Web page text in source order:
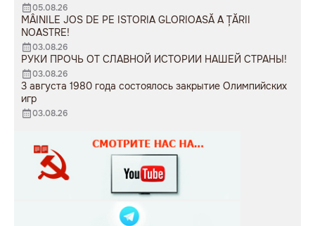
05.08.26
MÂINILE JOS DE PE ISTORIA GLORIOASĂ A ȚĂRII
NOASTRE!
03.08.26
РУКИ ПРОЧЬ ОТ СЛАВНОЙ ИСТОРИИ НАШЕЙ СТРАНЫ!
03.08.26
3 августа 1980 года состоялось закрытие Олимпийских
игр
03.08.26